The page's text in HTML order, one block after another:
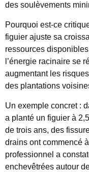
des soulèvements
Pourquoi est-ce
figuier ajuste sa
ressources
l’énergie racinaire se
augmentant les
des plantations
Un exemple concret :
a planté un figuier à
de trois ans, des
drains ont commencé
professionnel a
enchevêtrées autour